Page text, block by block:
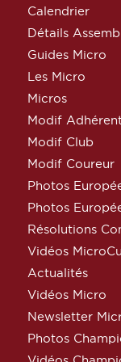
Calendrier
Détails
Guides Micro
Les Micro
Micros
Modif
Modif Club
Modif Coureur
Photos
Photos
Résolutions
Vidéos
Actualités
Vidéos Micro
Newsletter
Photos